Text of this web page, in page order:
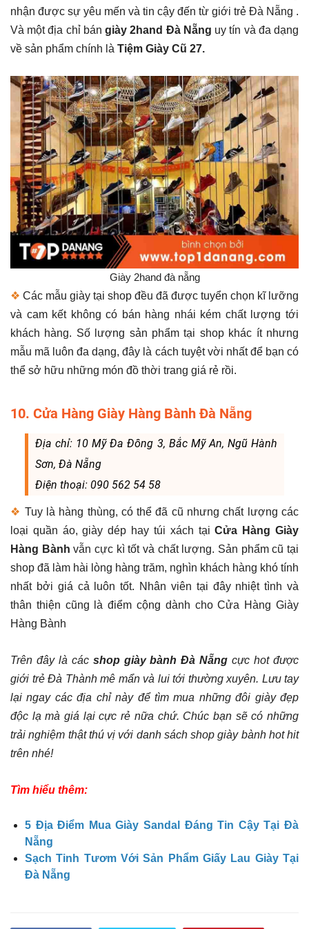
nhận được sự yêu mến và tin cậy đến từ giới trẻ Đà Nẵng .
Và một địa chỉ bán giày 2hand Đà Nẵng uy tín và đa dạng
về sản phẩm chính là Tiệm Giày Cũ 27.
Giày 2hand đà nẵng
❖ Các mẫu giày tại shop đều đã được tuyển chọn kĩ lưỡng
và cam kết không có bán hàng nhái kém chất lượng tới
khách hàng. Số lượng sản phẩm tại shop khác ít nhưng
mẫu mã luôn đa dạng, đây là cách tuyệt vời nhất để bạn có
thể sở hữu những món đồ thời trang giá rẻ rồi.
10. Cửa Hàng Giày Hàng Bành Đà Nẵng
Địa chỉ: 10 Mỹ Đa Đông 3, Bắc Mỹ An, Ngũ Hành
Sơn, Đà Nẵng
Điện thoại: 090 562 54 58
❖ Tuy là hàng thùng, có thể đã cũ nhưng chất lượng các
loại quần áo, giày dép hay túi xách tại Cửa Hàng Giày
Hàng Bànhvẫn cực kì tốt và chất lượng. Sản phẩm cũ tại
shop đã làm hài lòng hàng trăm, nghìn khách hàng khó tính
nhất bởi giá cả luôn tốt. Nhân viên tại đây nhiệt tình và
thân thiện cũng là điểm cộng dành cho Cửa Hàng Giày
Hàng Bành
Trên đây là các shop giày bành Đà Nẵng cực hot được
giới trẻ Đà Thành mê mẩn và lui tới thường xuyên. Lưu tay
lại ngay các địa chỉ này để tìm mua những đôi giày đẹp
độc lạ mà giá lại cực rẻ nữa chứ. Chúc bạn sẽ có những
trải nghiệm thật thú vị với danh sách shop giày bành hot hit
trên nhé!
Tìm hiểu thêm:
5 Địa Điểm Mua Giày Sandal Đáng Tin Cậy Tại Đà
Nẵng
Sạch Tinh Tươm Với Sản Phẩm Giấy Lau Giày Tại
Đà Nẵng